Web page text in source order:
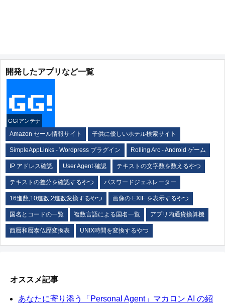
開発したアプリなど一覧
GG!アンテナ
Amazon セール情報サイト 子供に優しいホテル検索サイト
SimpleAppLinks - Wordpress プラグイン Rolling Arc - Android ゲーム
IP アドレス確認 User Agent 確認 テキストの文字数を数えるやつ
テキストの差分を確認するやつ パスワードジェネレーター
16進数,10進数,2進数変換するやつ 画像の EXIF を表示するやつ
国名とコードの一覧 複数言語による国名一覧 アプリ内通貨換算機
西暦和暦泰仏歴変換表 UNIX時間を変換するやつ
オススメ記事
あなたに寄り添う「Personal Agent」マカロン AI の紹